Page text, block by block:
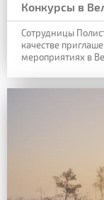
Конкурсы в
Сотрудницы
качестве
мероприятиях в